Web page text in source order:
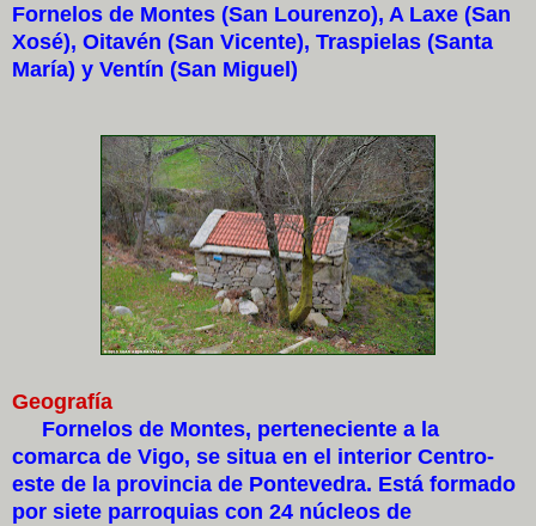
Fornelos de Montes (San Lourenzo), A Laxe (San
Xosé), Oitavén (San Vicente), Traspielas (Santa
María) y Ventín (San Miguel)
Geografía
Fornelos de Montes, perteneciente a la
comarca de Vigo, se situa en el interior Centro-
este de la provincia de Pontevedra. Está formado
por siete parroquias con 24 núcleos de